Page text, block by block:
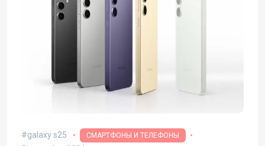
galaxy s25 СМАРТФОНЫ И ТЕЛЕФОНЫ